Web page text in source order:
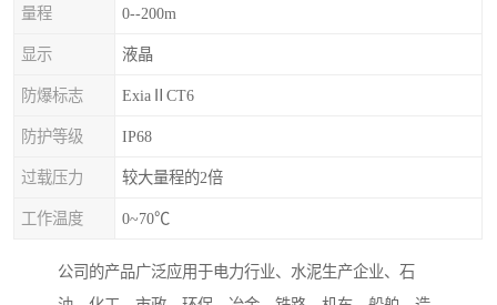
量程 0--200m
显示 液晶
防爆标志 ExiaⅡCT6
防护等级 IP68
过载压力 较大量程的2倍
工作温度 0~70℃
公司的产品广泛应用于电力行业、水泥生产企业、石